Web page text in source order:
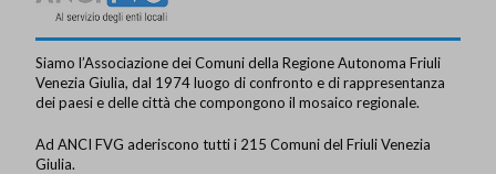
Siamo l’Associazione dei Comuni della Regione Autonoma Friuli
Venezia Giulia, dal 1974 luogo di confronto e di rappresentanza
dei paesi e delle città che compongono il mosaico regionale.
Ad ANCI FVG aderiscono tutti i 215 Comuni del Friuli Venezia
Giulia.